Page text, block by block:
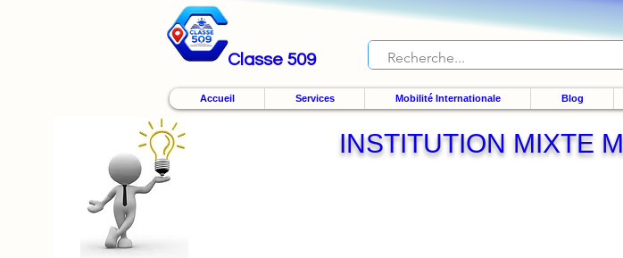
Classe 509
Accueil Services Mobilité Internationale Blog
INSTITUTION MIXTE